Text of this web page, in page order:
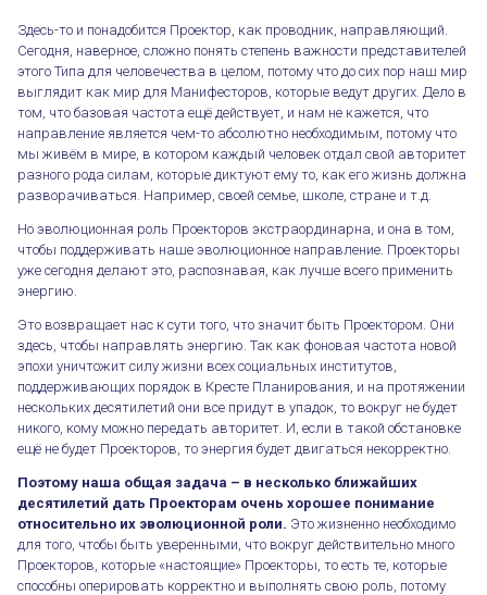
Здесь-то и понадобится Проектор, как проводник, направляющий.
Сегодня, наверное, сложно понять степень важности представителей
этого Типа для человечества в целом, потому что до сих пор наш мир
выглядит как мир для Манифесторов, которые ведут других. Дело в
том, что базовая частота ещё действует, и нам не кажется, что
направление является чем-то абсолютно необходимым, потому что
мы живём в мире, в котором каждый человек отдал свой авторитет
разного рода силам, которые диктуют ему то, как его жизнь должна
разворачиваться. Например, своей семье, школе, стране и т.д.
Но эволюционная роль Проекторов экстраординарна, и она в том,
чтобы поддерживать наше эволюционное направление. Проекторы
уже сегодня делают это, распознавая, как лучше всего применить
энергию.
Это возвращает нас к сути того, что значит быть Проектором. Они
здесь, чтобы направлять энергию. Так как фоновая частота новой
эпохи уничтожит силу жизни всех социальных институтов,
поддерживающих порядок в Кресте Планирования, и на протяжении
нескольких десятилетий они все придут в упадок, то вокруг не будет
никого, кому можно передать авторитет. И, если в такой обстановке
ещё не будет Проекторов, то энергия будет двигаться некорректно.
Поэтому наша общая задача – в несколько ближайших
десятилетий дать Проекторам очень хорошее понимание
относительно их эволюционной роли. Это жизненно необходимо
для того, чтобы быть уверенными, что вокруг действительно много
Проекторов, которые «настоящие» Проекторы, то есть те, которые
способны оперировать корректно и выполнять свою роль, потому